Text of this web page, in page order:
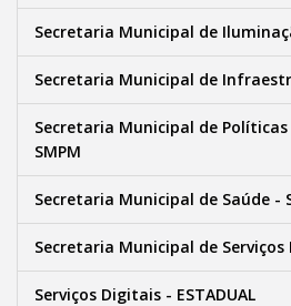
Secretaria Municipal de
Secretaria Municipal de
Secretaria Municipal de
SMPM
Secretaria Municipal de Saúde -
Secretaria Municipal de Serviços
Serviços Digitais - ESTADUAL